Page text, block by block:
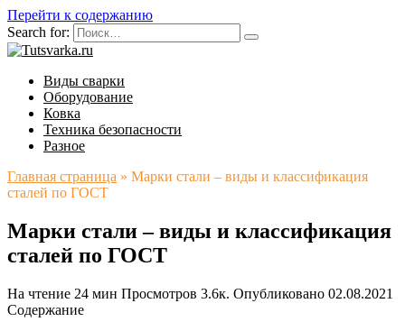
Перейти к содержанию
Search for:
Виды сварки
Оборудование
Ковка
Техника безопасности
Разное
Главная страница » Марки стали – виды и классификация
сталей по ГОСТ
Марки стали – виды и классификация
сталей по ГОСТ
На чтение 24 мин Просмотров 3.6к. Опубликовано 02.08.2021
Содержание